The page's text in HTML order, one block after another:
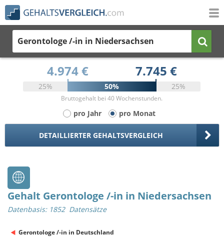
Gerontologe /-in in Niedersachsen
4.974 € 7.745 €
25% 50% 25%
Bruttogehalt bei 40 Wochenstunden.
pro Jahr pro Monat
DETAILLIERTER GEHALTSVERGLEICH
Gehalt Gerontologe /-in in Niedersachsen
Datenbasis: 1852 Datensätze
Gerontologe /-in in Deutschland